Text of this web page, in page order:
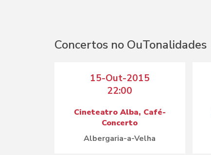
Concertos no OuTonalidades
15-Out-2015
22:00
Cineteatro Alba, Café-
Concerto
Albergaria-a-Velha